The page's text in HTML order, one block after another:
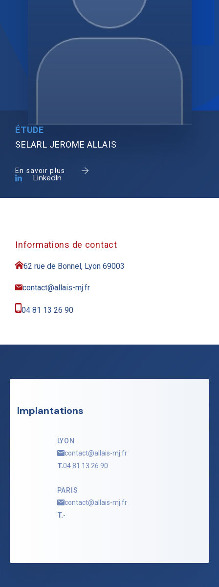
ÉTUDE
SELARL JEROME ALLAIS
En savoir plus
LinkedIn
Informations de contact
62 rue de Bonnel, Lyon 69003
contact@allais-mj.fr
04 81 13 26 90
Implantations
LYON
contact@allais-mj.fr
T.04 81 13 26 90
PARIS
contact@allais-mj.fr
T.-